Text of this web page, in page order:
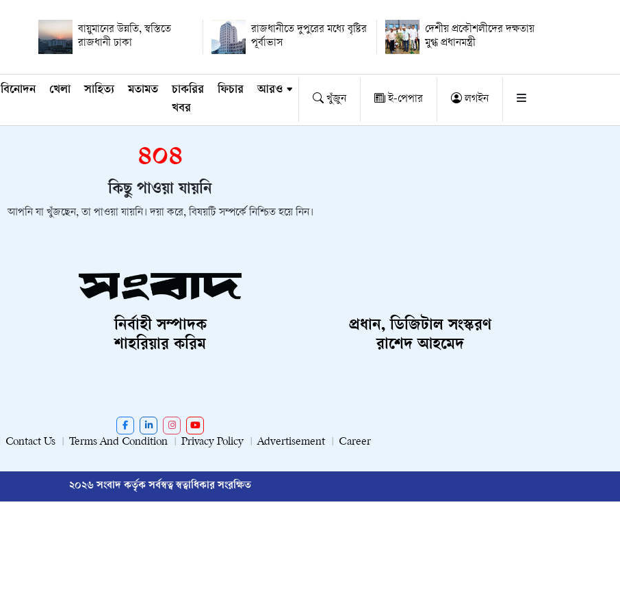
বায়ুমানের উন্নতি, স্বস্তিতে
রাজধানী ঢাকা
রাজধানীতে দুপুরের মধ্যে বৃষ্টির
পূর্বাভাস
দেশীয় প্রকৌশলীদের দক্ষতায়
মুগ্ধ প্রধানমন্ত্রী
বিনোদন খেলা সাহিত্য মতামত
চাকরির
খবর
ফিচার আরও
খুঁজুন ই-পেপার লগইন
৪০৪
কিছু পাওয়া যায়নি
আপনি যা খুঁজছেন, তা পাওয়া যায়নি। দয়া করে, বিষয়টি সম্পর্কে নিশ্চিত হয়ে নিন।
নির্বাহী সম্পাদক
শাহরিয়ার করিম
প্রধান, ডিজিটাল সংস্করণ
রাশেদ আহমেদ
Contact Us Terms And Condition Privacy Policy Advertisement Career
২০২৬ সংবাদ কর্তৃক সর্বস্বত্ব স্বত্বাধিকার সংরক্ষিত